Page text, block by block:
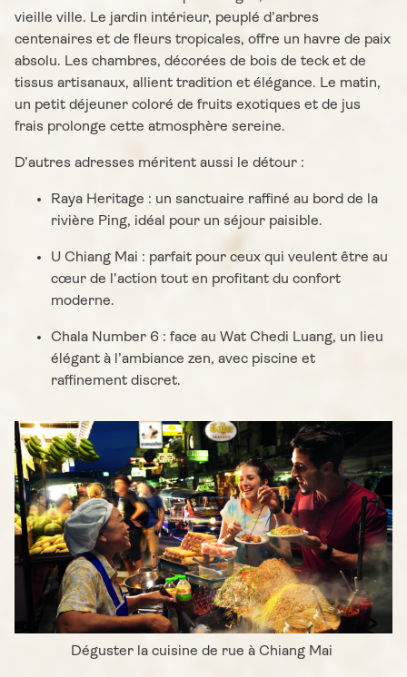
vieille ville. Le jardin intérieur, peuplé d’arbres
centenaires et de fleurs tropicales, offre un havre de paix
absolu. Les chambres, décorées de bois de teck et de
tissus artisanaux, allient tradition et élégance. Le matin,
un petit déjeuner coloré de fruits exotiques et de jus
frais prolonge cette atmosphère sereine.
D’autres adresses méritent aussi le détour :
Raya Heritage : un sanctuaire raffiné au bord de la
rivière Ping, idéal pour un séjour paisible.
U Chiang Mai : parfait pour ceux qui veulent être au
cœur de l’action tout en profitant du confort
moderne.
Chala Number 6 : face au Wat Chedi Luang, un lieu
élégant à l’ambiance zen, avec piscine et
raffinement discret.
Déguster la cuisine de rue à Chiang Mai